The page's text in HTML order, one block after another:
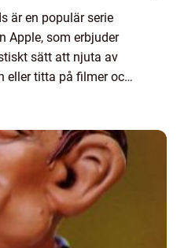
är en populär serie
Apple, som erbjuder
sätt att njuta av
eller titta på filmer och